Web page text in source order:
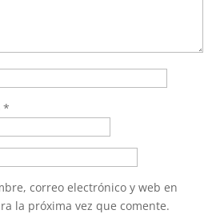
*
correo electrónico y web en
la próxima vez que comente.